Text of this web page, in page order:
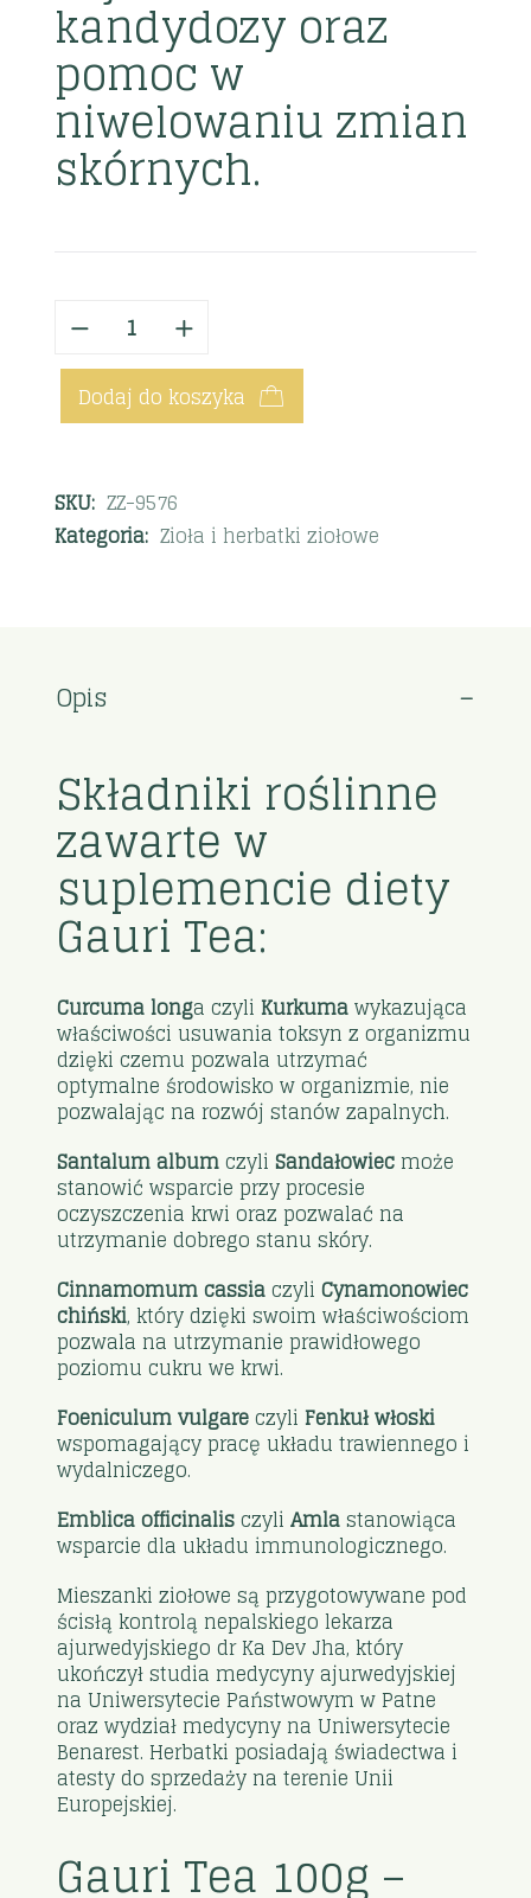
kandydozy oraz
pomoc w
niwelowaniu zmian
skórnych.
Dodaj do koszyka
SKU: ZZ-9576
Kategoria: Zioła i herbatki ziołowe
Opis
Składniki roślinne
zawarte w
suplemencie diety
Gauri Tea:
Curcuma longa czyli Kurkumawykazująca
właściwości usuwania toksyn z organizmu
dzięki czemu pozwala utrzymać
optymalne środowisko w organizmie, nie
pozwalając na rozwój stanów zapalnych.
Santalum albumczyliSandałowiec może
stanowić wsparcie przy procesie
oczyszczenia krwi oraz pozwalać na
utrzymanie dobrego stanu skóry.
Cinnamomum cassiaczyliCynamonowiec
chiński, który dzięki swoim właściwościom
pozwala na utrzymanie prawidłowego
poziomu cukru we krwi.
Foeniculum vulgareczyli Fenkuł włoski
wspomagający pracę układu trawiennego i
wydalniczego.
Emblica officinalisczyliAmlastanowiąca
wsparcie dla układu immunologicznego.
Mieszanki ziołowe są przygotowywane pod
ścisłą kontrolą nepalskiego lekarza
ajurwedyjskiego dr Ka Dev Jha, który
ukończył studia medycyny ajurwedyjskiej
na Uniwersytecie Państwowym w Patne
oraz wydział medycyny na Uniwersytecie
Benarest. Herbatki posiadają świadectwa i
atesty do sprzedaży na terenie Unii
Europejskiej.
Gauri Tea 100g –